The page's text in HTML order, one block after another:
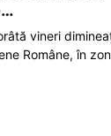
…
vineri
Române, în